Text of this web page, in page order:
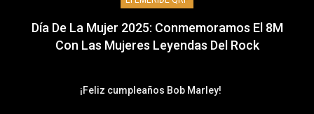
Día De La Mujer 2025: Conmemoramos El 8M
Con Las Mujeres Leyendas Del Rock
¡Feliz cumpleaños Bob Marley!